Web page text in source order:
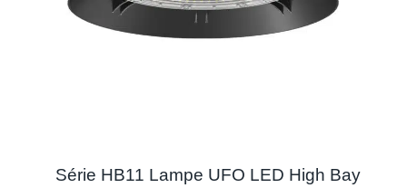
Série HB11 Lampe UFO LED High Bay